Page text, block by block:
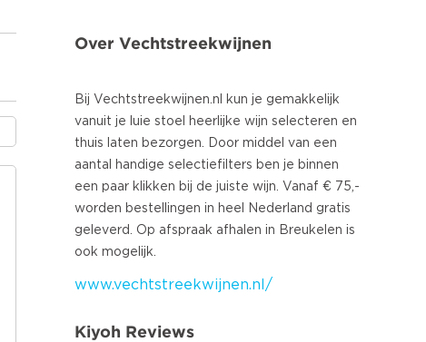
Spanish
Italian
Portuguese
Turkish
Norwegian
Swedish
Danish
Over Vechtstreekwijnen
Bij Vechtstreekwijnen.nl kun je gemakkelijk
vanuit je luie stoel heerlijke wijn selecteren en
thuis laten bezorgen. Door middel van een
aantal handige selectiefilters ben je binnen
een paar klikken bij de juiste wijn. Vanaf € 75,-
worden bestellingen in heel Nederland gratis
geleverd. Op afspraak afhalen in Breukelen is
www.vechtstreekwijnen.nl/
Kiyoh Reviews